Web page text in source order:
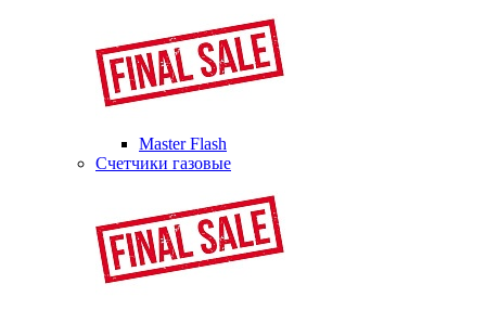
Master Flash
Счетчики газовые